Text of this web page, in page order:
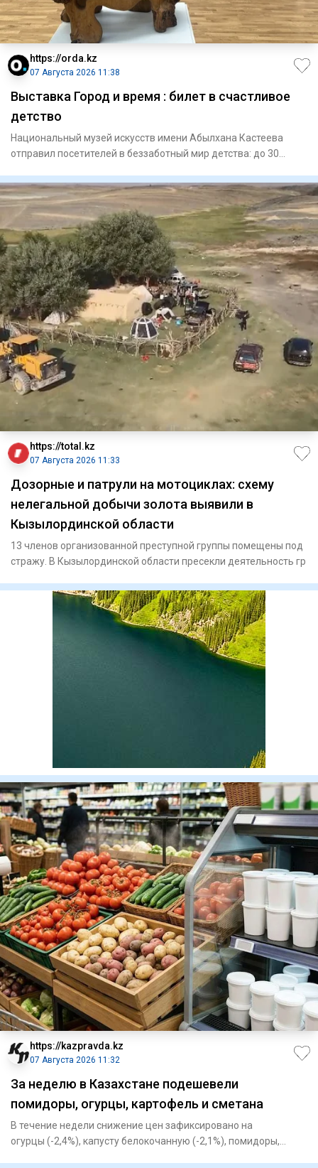
https://orda.kz
07 Августа 2026 11:38
Выставка Город и время : билет в счастливое
детство
Национальный музей искусств имени Абылхана Кастеева
отправил посетителей в беззаботный мир детства: до 30
https://total.kz
07 Августа 2026 11:33
Дозорные и патрули на мотоциклах: схему
нелегальной добычи золота выявили в
Кызылординской области
13 членов организованной преступной группы помещены под
стражу. В Кызылординской области пресекли деятельность гр
https://kazpravda.kz
07 Августа 2026 11:32
За неделю в Казахстане подешевели
помидоры, огурцы, картофель и сметана
В течение недели снижение цен зафиксировано на
огурцы (-2,4%), капусту белокочанную (-2,1%), помидоры,